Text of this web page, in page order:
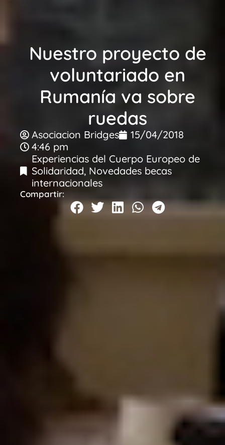
Nuestro proyecto de
voluntariado en
Rumanía va sobre
ruedas
Asociacion Bridges
15/04/2018
4:46 pm
Experiencias del Cuerpo Europeo de
Solidaridad, Novedades becas
internacionales
Compartir: